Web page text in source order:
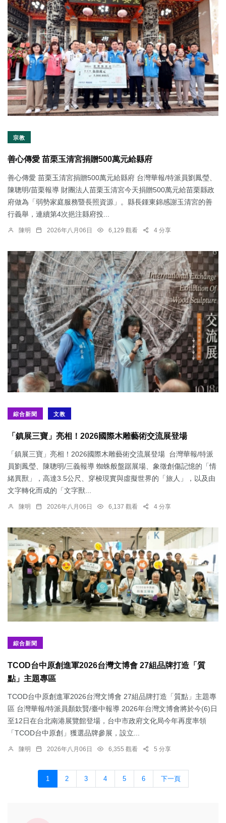
宗教
善心傳愛 苗栗玉清宮捐贈500萬元給縣府
善心傳愛 苗栗玉清宮捐贈500萬元給縣府 台灣華報/特派員劉鳳瑩、
陳聰明/苗栗報導 財團法人苗栗玉清宮今天捐贈500萬元給苗栗縣政
府做為「弱勢家庭服務暨長照資源」。縣長鍾東錦感謝玉清宮的善
行義舉，連續第4次挹注縣府投...
陳明 2026年八月06日 6,129 觀看 4 分享
綜合新聞 文教
「鎮展三寶」亮相！2026國際木雕藝術交流展登場
「鎮展三寶」亮相！2026國際木雕藝術交流展登場 台灣華報/特派
員劉鳳瑩、陳聰明/三義報導 蜘蛛般盤踞展場、象徵創傷記憶的「情
緒異獸」，高達3.5公尺、穿梭現實與虛擬世界的「旅人」，以及由
文字轉化而成的「文字獸...
陳明 2026年八月06日 6,137 觀看 4 分享
綜合新聞
TCOD台中原創進軍2026台灣文博會 27組品牌打造「質
點」主題專區
TCOD台中原創進軍2026台灣文博會 27組品牌打造「質點」主題專
區 台灣華報/特派員顏欽賢/臺中報導 2026年台灣文博會將於今(6)日
至12日在台北南港展覽館登場，台中市政府文化局今年再度率領
「TCOD台中原創」獲選品牌參展，設立...
陳明 2026年八月06日 6,355 觀看 5 分享
1 2 3 4 5 6 下一頁